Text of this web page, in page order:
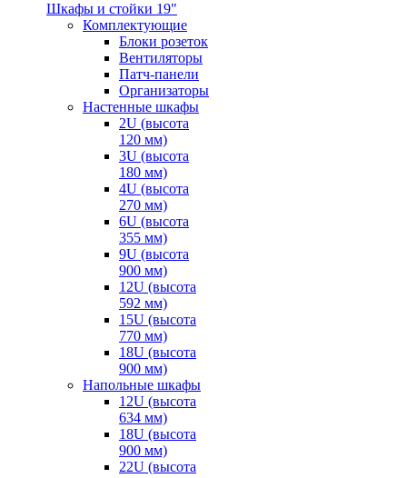
Шкафы и стойки 19"
Комплектующие
Блоки розеток
Вентиляторы
Патч-панели
Организаторы
Настенные шкафы
2U (высота
120 мм)
3U (высота
180 мм)
4U (высота
270 мм)
6U (высота
355 мм)
9U (высота
900 мм)
12U (высота
592 мм)
15U (высота
770 мм)
18U (высота
900 мм)
Напольные шкафы
12U (высота
634 мм)
18U (высота
900 мм)
22U (высота